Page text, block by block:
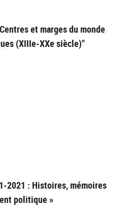
et marges du monde
(XIIIe-XXe siècle)"
2021 : Histoires, mémoires
politique »